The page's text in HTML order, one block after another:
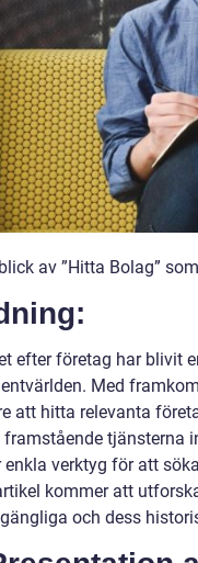
av ”Hitta Bolag”
efter företag har blivit
Med
att hitta relevanta
framstående tjänsterna
enkla verktyg för att
kommer att
och dess